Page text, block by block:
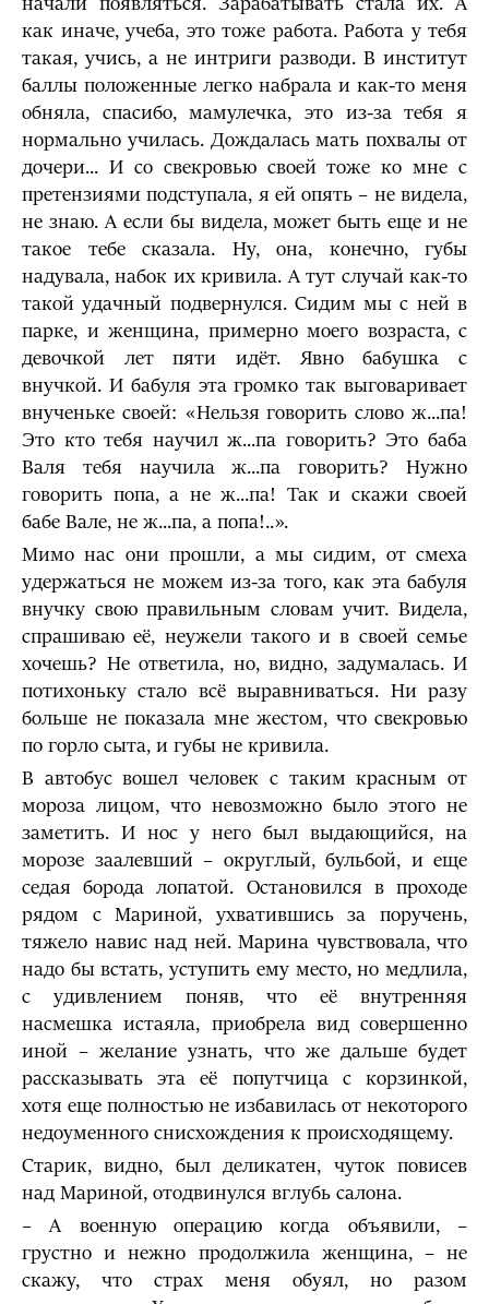
как иначе, учеба, это тоже работа. Работа у тебя
такая, учись, а не интриги разводи. В институт
баллы положенные легко набрала и как-то меня
обняла, спасибо, мамулечка, это из-за тебя я
нормально училась. Дождалась мать похвалы от
дочери... И со свекровью своей тоже ко мне с
претензиями подступала, я ей опять – не видела,
не знаю. А если бы видела, может быть еще и не
такое тебе сказала. Ну, она, конечно, губы
надувала, набок их кривила. А тут случай как-то
такой удачный подвернулся. Сидим мы с ней в
парке, и женщина, примерно моего возраста, с
девочкой лет пяти идёт. Явно бабушка с
внучкой. И бабуля эта громко так выговаривает
внученьке своей: «Нельзя говорить слово ж...па!
Это кто тебя научил ж...па говорить? Это баба
Валя тебя научила ж...па говорить? Нужно
говорить попа, а не ж...па! Так и скажи своей
бабе Вале, не ж...па, а попа!..».
Мимо нас они прошли, а мы сидим, от смеха
удержаться не можем из-за того, как эта бабуля
внучку свою правильным словам учит. Видела,
спрашиваю её, неужели такого и в своей семье
хочешь? Не ответила, но, видно, задумалась. И
потихоньку стало всё выравниваться. Ни разу
больше не показала мне жестом, что свекровью
по горло сыта, и губы не кривила.
В автобус вошел человек с таким красным от
мороза лицом, что невозможно было этого не
заметить. И нос у него был выдающийся, на
морозе заалевший – округлый, бульбой, и еще
седая борода лопатой. Остановился в проходе
рядом с Мариной, ухватившись за поручень,
тяжело навис над ней. Марина чувствовала, что
надо бы встать, уступить ему место, но медлила,
с удивлением поняв, что её внутренняя
насмешка истаяла, приобрела вид совершенно
иной – желание узнать, что же дальше будет
рассказывать эта её попутчица с корзинкой,
хотя еще полностью не избавилась от некоторого
недоуменного снисхождения к происходящему.
Старик, видно, был деликатен, чуток повисев
над Мариной, отодвинулся вглубь салона.
– А военную операцию когда объявили, –
грустно и нежно продолжила женщина, – не
скажу, что страх меня обуял, но разом